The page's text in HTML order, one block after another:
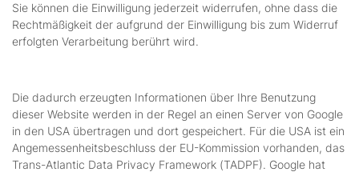
Sie können die Einwilligung jederzeit widerrufen, ohne dass die
Rechtmäßigkeit der aufgrund der Einwilligung bis zum Widerruf
erfolgten Verarbeitung berührt wird.
Die dadurch erzeugten Informationen über Ihre Benutzung
dieser Website werden in der Regel an einen Server von Google
in den USA übertragen und dort gespeichert. Für die USA ist ein
Angemessenheitsbeschluss der EU-Kommission vorhanden, das
Trans-Atlantic Data Privacy Framework (TADPF). Google hat